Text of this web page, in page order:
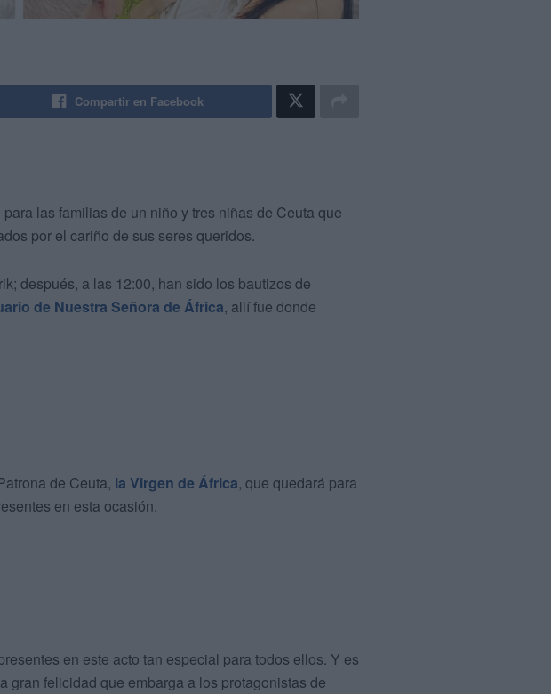
Compartir en Facebook
las familias de un niño y tres niñas de Ceuta que
por el cariño de sus seres queridos.
después, a las 12:00, han sido los bautizos de
de Nuestra Señora de África, allí fue donde
de Ceuta, la Virgen de África, que quedará para
en esta ocasión.
en este acto tan especial para todos ellos. Y es
gran felicidad que embarga a los protagonistas de